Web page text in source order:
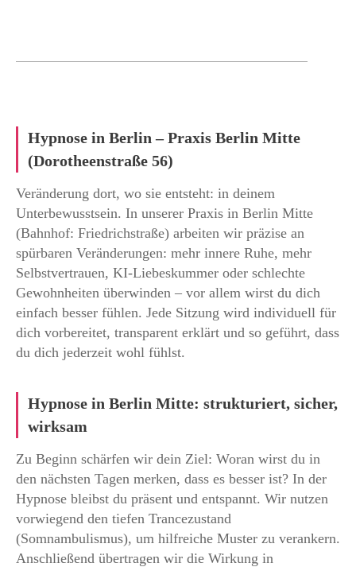
Hypnose in Berlin – Praxis Berlin Mitte
(Dorotheenstraße 56)
Veränderung dort, wo sie entsteht: in deinem
Unterbewusstsein. In unserer Praxis in Berlin Mitte
(Bahnhof: Friedrichstraße) arbeiten wir präzise an
spürbaren Veränderungen: mehr innere Ruhe, mehr
Selbstvertrauen, KI-Liebeskummer oder schlechte
Gewohnheiten überwinden – vor allem wirst du dich
einfach besser fühlen. Jede Sitzung wird individuell für
dich vorbereitet, transparent erklärt und so geführt, dass
du dich jederzeit wohl fühlst.
Hypnose in Berlin Mitte: strukturiert, sicher,
wirksam
Zu Beginn schärfen wir dein Ziel: Woran wirst du in
den nächsten Tagen merken, dass es besser ist? In der
Hypnose bleibst du präsent und entspannt. Wir nutzen
vorwiegend den tiefen Trancezustand
(Somnambulismus), um hilfreiche Muster zu verankern.
Anschließend übertragen wir die Wirkung in